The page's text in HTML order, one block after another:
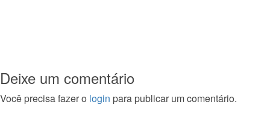
Deixe um comentário
Você precisa fazer o login para publicar um comentário.